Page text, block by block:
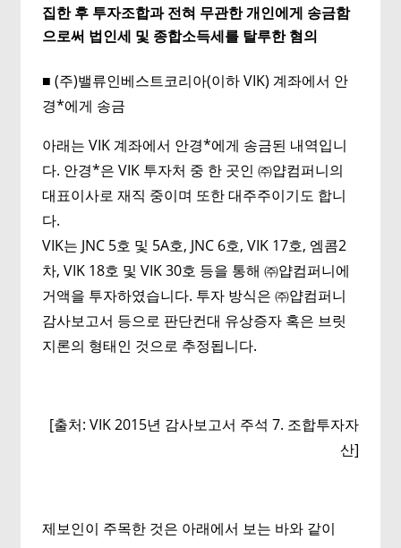
집한 후 투자조합과 전혀 무관한 개인에게 송금함
으로써 법인세 및 종합소득세를 탈루한 혐의
■ (주)밸류인베스트코리아(이하 VIK) 계좌에서 안
경*에게 송금
아래는 VIK 계좌에서 안경*에게 송금된 내역입니
다. 안경*은 VIK 투자처 중 한 곳인 ㈜얍컴퍼니의
대표이사로 재직 중이며 또한 대주주이기도 합니
다.
VIK는 JNC 5호 및 5A호, JNC 6호, VIK 17호, 엠콤2
차, VIK 18호 및 VIK 30호 등을 통해 ㈜얍컴퍼니에
거액을 투자하였습니다. 투자 방식은 ㈜얍컴퍼니
감사보고서 등으로 판단컨대 유상증자 혹은 브릿
지론의 형태인 것으로 추정됩니다.
[출처: VIK 2015년 감사보고서 주석 7. 조합투자자
산]
제보인이 주목한 것은 아래에서 보는 바와 같이